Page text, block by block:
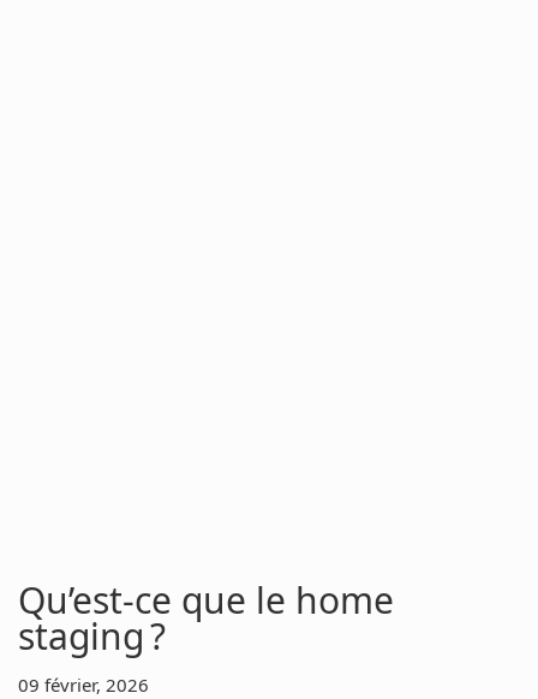
Qu’est-ce que le home
staging ?
09 février, 2026